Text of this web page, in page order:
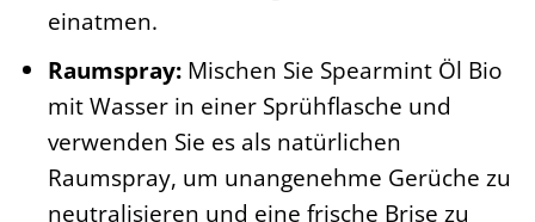
einatmen.
Raumspray:Mischen Sie Spearmint Öl Bio
mit Wasser in einer Sprühflasche und
verwenden Sie es als natürlichen
Raumspray, um unangenehme Gerüche zu
neutralisieren und eine frische Brise zu